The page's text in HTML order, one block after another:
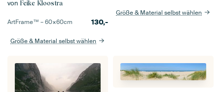
von Feike Kloostra
ArtFrame™ –60×60cm 130,-
Größe & Material selbst wählen
Größe & Material selbst wählen